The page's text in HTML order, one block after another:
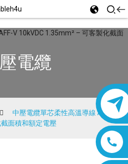
電纜
中壓電纜單芯柔性高溫導線 AFF-V
面積和額定電壓